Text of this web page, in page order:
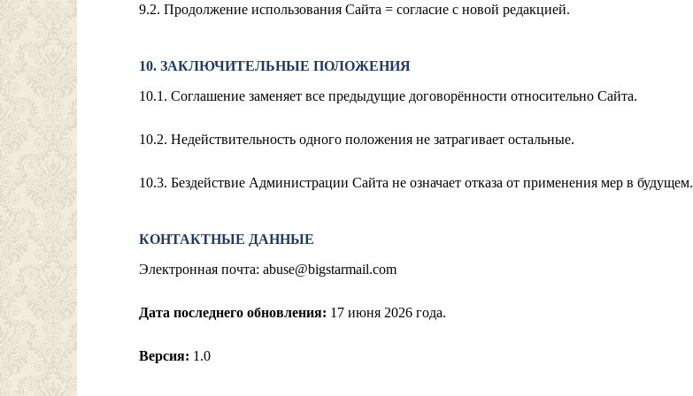
9.2. Продолжение использования Сайта = согласие с новой редакцией.
10. ЗАКЛЮЧИТЕЛЬНЫЕ ПОЛОЖЕНИЯ
10.1. Соглашение заменяет все предыдущие договорённости относительно Сайта.
10.2. Недействительность одного положения не затрагивает остальные.
10.3. Бездействие Администрации Сайта не означает отказа от применения мер в будущем.
КОНТАКТНЫЕ ДАННЫЕ
Электронная почта: abuse@bigstarmail.com
Дата последнего обновления: 17 июня 2026 года.
Версия: 1.0